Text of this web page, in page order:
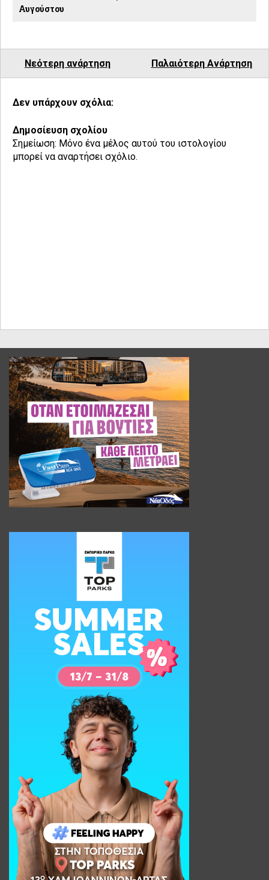
Αυγούστου
Νεότερη ανάρτηση Παλαιότερη Ανάρτηση
Δεν υπάρχουν σχόλια:
Δημοσίευση σχολίου
Σημείωση: Μόνο ένα μέλος αυτού του ιστολογίου
μπορεί να αναρτήσει σχόλιο.